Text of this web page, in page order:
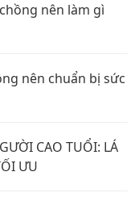
nên làm gì
nên chuẩn bị sức
CAO TUỔI: LÁ
ƯU